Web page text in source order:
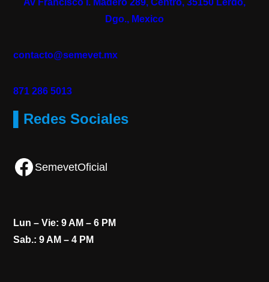
Dgo., Mexico
contacto@semevet.mx
871 286 5013
▌Redes Sociales
Facebook SemevetOficial
Lun – Vie: 9 AM – 6 PM
Sab.: 9 AM – 4 PM